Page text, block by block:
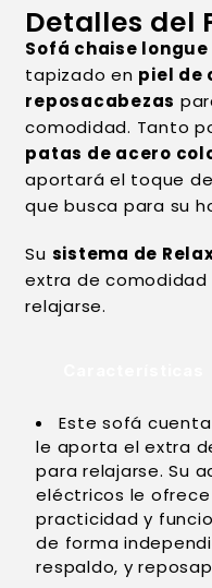
Detalles del
Sofá chaise
tapizado en piel de
reposacabezas
comodidad. Tanto
patas de acero
aportará el toque
que busca para su
Su sistema de
extra de
relajarse.
Este sofá
le aporta el extra
para relajarse. Su
eléctricos le
practicidad y
de forma
respaldo, y